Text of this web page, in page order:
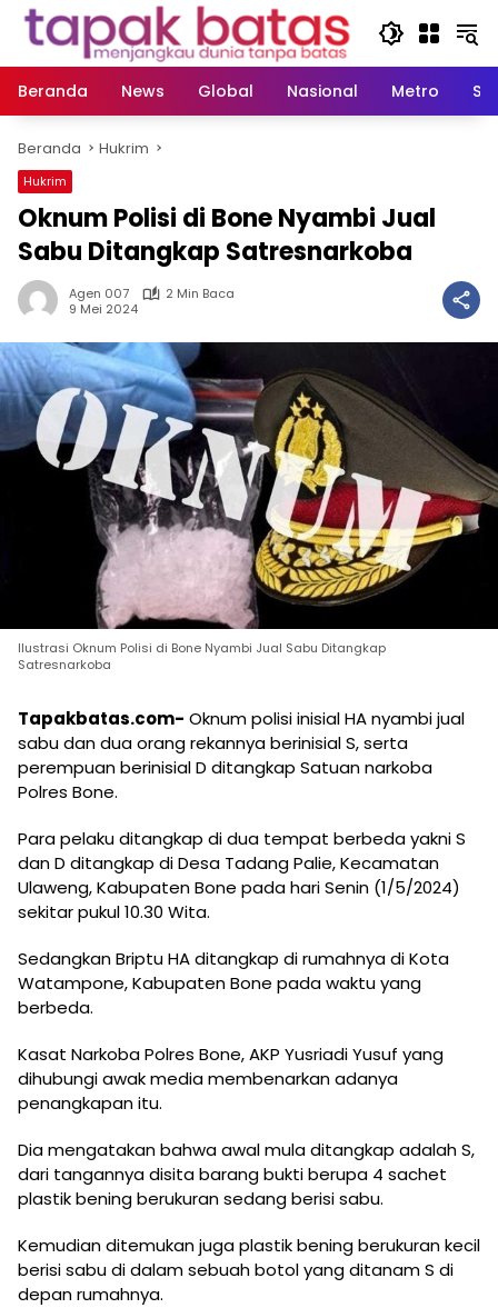
Langsung
Beranda
News Global Nasional Metro
Beranda Hukrim
Hukrim
Oknum Polisi di Bone Nyambi Jual
Sabu Ditangkap Satresnarkoba
Agen 007
2 Min Baca
9 Mei 2024
Ilustrasi Oknum Polisi di Bone Nyambi Jual Sabu Ditangkap
Satresnarkoba
Tapakbatas.com- Oknum polisi inisial HA nyambi jual
sabu dan dua orang rekannya berinisial S, serta
perempuan berinisial D ditangkap Satuan narkoba
Polres Bone.
Para pelaku ditangkap di dua tempat berbeda yakni S
dan D ditangkap di Desa Tadang Palie, Kecamatan
Ulaweng, Kabupaten Bone pada hari Senin (1/5/2024)
sekitar pukul 10.30 Wita.
Sedangkan Briptu HA ditangkap di rumahnya di Kota
Watampone, Kabupaten Bone pada waktu yang
berbeda.
Kasat Narkoba Polres Bone, AKP Yusriadi Yusuf yang
dihubungi awak media membenarkan adanya
penangkapan itu.
Dia mengatakan bahwa awal mula ditangkap adalah S,
dari tangannya disita barang bukti berupa 4 sachet
plastik bening berukuran sedang berisi sabu.
Kemudian ditemukan juga plastik bening berukuran kecil
berisi sabu di dalam sebuah botol yang ditanam S di
depan rumahnya.